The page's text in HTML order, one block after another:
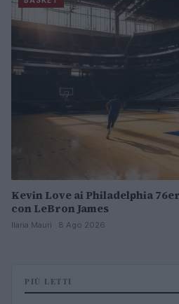
Kevin Love ai Philadelphia
con LeBron James
Ilaria Mauri · 8 Ago 2026
PIÙ LETTI